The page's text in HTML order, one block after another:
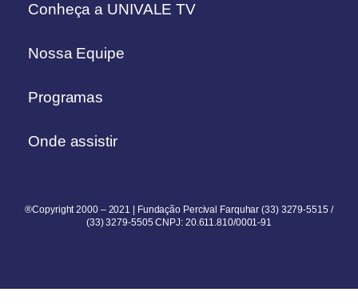
Conheça a UNIVALE TV
Nossa Equipe
Programas
Onde assistir
®Copyright 2000 – 2021 | Fundação Percival Farquhar (33) 3279-5515 /
(33) 3279-5505 CNPJ: 20.611.810/0001-91